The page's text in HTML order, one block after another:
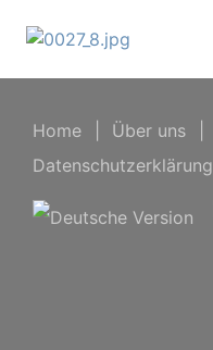
Home Über uns
Datenschutzerklärung